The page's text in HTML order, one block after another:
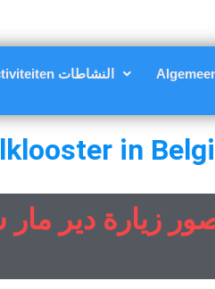
Activiteiten النشاطات
lklooster in Belgi